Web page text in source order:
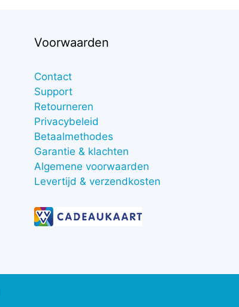
Voorwaarden
Contact
Support
Retourneren
Privacybeleid
Betaalmethodes
Garantie & klachten
Algemene voorwaarden
Levertijd & verzendkosten